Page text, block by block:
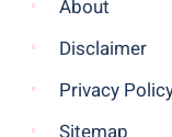
About
Disclaimer
Privacy
Sitemap